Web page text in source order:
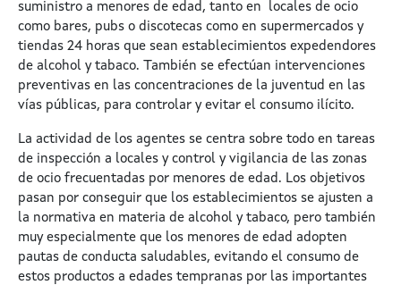
suministro a menores de edad, tanto en locales de ocio
como bares, pubs o discotecas como en supermercados y
tiendas 24 horas que sean establecimientos expedendores
de alcohol y tabaco. También se efectúan intervenciones
preventivas en las concentraciones de la juventud en las
vías públicas, para controlar y evitar el consumo ilícito.
La actividad de los agentes se centra sobre todo en tareas
de inspección a locales y control y vigilancia de las zonas
de ocio frecuentadas por menores de edad. Los objetivos
pasan por conseguir que los establecimientos se ajusten a
la normativa en materia de alcohol y tabaco, pero también
muy especialmente que los menores de edad adopten
pautas de conducta saludables, evitando el consumo de
estos productos a edades tempranas por las importantes